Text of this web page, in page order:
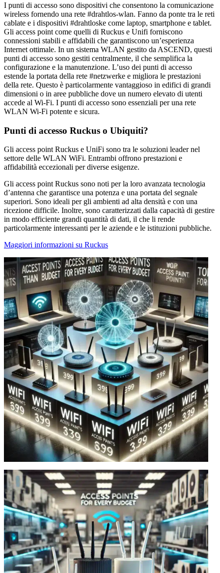
I punti di accesso sono dispositivi che consentono la comunicazione
wireless fornendo una rete #drahtlos-wlan. Fanno da ponte tra le reti
cablate e i dispositivi #drahtloske come laptop, smartphone e tablet.
Gli access point come quelli di Ruckus e Unifi forniscono
connessioni stabili e affidabili che garantiscono un’esperienza
Internet ottimale. In un sistema WLAN gestito da ASCEND, questi
punti di accesso sono gestiti centralmente, il che semplifica la
configurazione e la manutenzione. L’uso dei punti di accesso
estende la portata della rete #netzwerke e migliora le prestazioni
della rete. Questo è particolarmente vantaggioso in edifici di grandi
dimensioni o in aree pubbliche dove un numero elevato di utenti
accede al Wi-Fi. I punti di accesso sono essenziali per una rete
WLAN Wi-Fi potente e sicura.
Punti di accesso Ruckus o Ubiquiti?
Gli access point Ruckus e UniFi sono tra le soluzioni leader nel
settore delle WLAN WiFi. Entrambi offrono prestazioni e
affidabilità eccezionali per diverse esigenze.
Gli access point Ruckus sono noti per la loro avanzata tecnologia
d’antenna che garantisce una potenza e una portata del segnale
superiori. Sono ideali per gli ambienti ad alta densità e con una
ricezione difficile. Inoltre, sono caratterizzati dalla capacità di gestire
in modo efficiente grandi quantità di dati, il che li rende
particolarmente interessanti per le aziende e le istituzioni pubbliche.
Maggiori informazioni su Ruckus